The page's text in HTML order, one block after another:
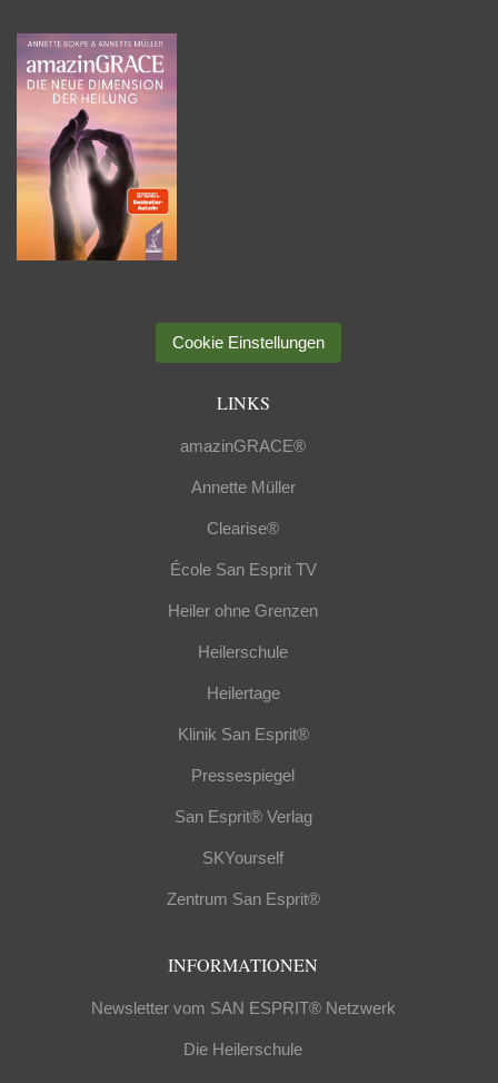
Cookie Einstellungen
LINKS
amazinGRACE®
Annette Müller
Clearise®
École San Esprit TV
Heiler ohne Grenzen
Heilerschule
Heilertage
Klinik San Esprit®
Pressespiegel
San Esprit® Verlag
SKYourself
Zentrum San Esprit®
INFORMATIONEN
Newsletter vom SAN ESPRIT® Netzwerk
Die Heilerschule